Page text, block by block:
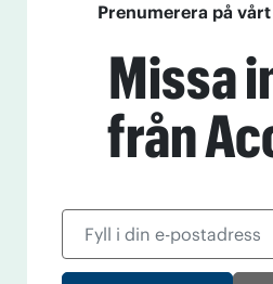
och nykterhet
21, 116 33 Stockholm
Barbro Janson
Prenumerera på
Missa
från